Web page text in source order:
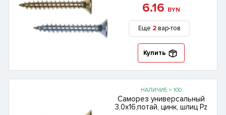
6.16 BYN
Еще 2 вар-тов
Купить
НАЛИЧИЕ > 100
Саморез универсальный
3,0х16,потай, цинк, шлиц Pz